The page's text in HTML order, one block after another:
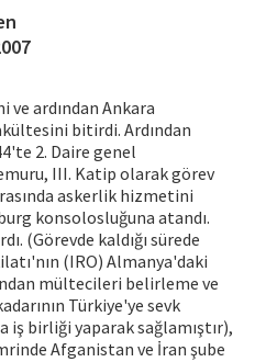
ve ardından Ankara
bitirdi. Ardından
2. Daire genel
III. Katip olarak görev
askerlik hizmetini
konsolosluğuna atandı.
(Görevde kaldığı sürede
(IRO) Almanya'daki
mültecileri belirleme ve
Türkiye'ye sevk
birliği yaparak sağlamıştır),
Afganistan ve İran şube